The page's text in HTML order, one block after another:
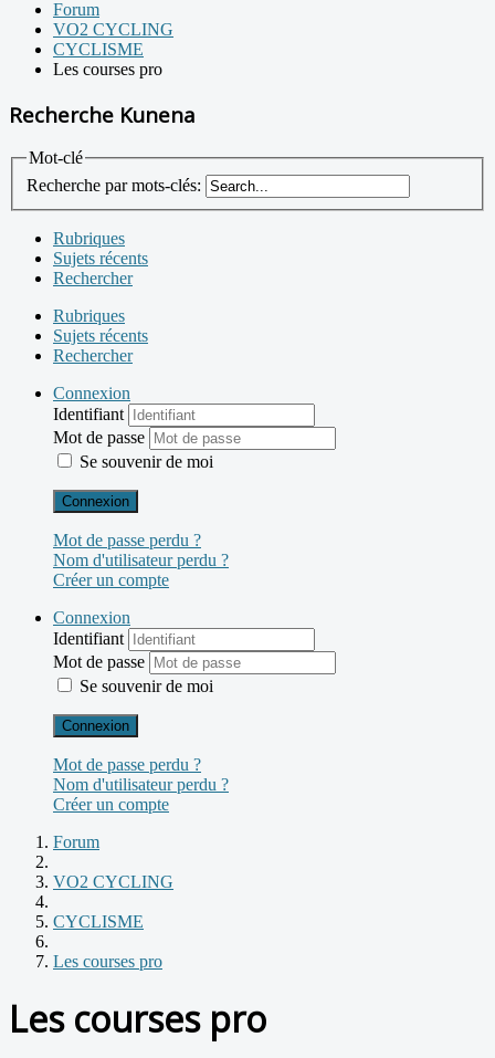
Forum
VO2 CYCLING
CYCLISME
Les courses pro
Recherche Kunena
Mot-clé
Recherche par mots-clés:
Rubriques
Sujets récents
Rechercher
Rubriques
Sujets récents
Rechercher
Connexion
Identifiant
Mot de passe
Se souvenir de moi
Connexion
Mot de passe perdu ?
Nom d'utilisateur perdu ?
Créer un compte
Connexion
Identifiant
Mot de passe
Se souvenir de moi
Connexion
Mot de passe perdu ?
Nom d'utilisateur perdu ?
Créer un compte
Forum
VO2 CYCLING
CYCLISME
Les courses pro
Les courses pro